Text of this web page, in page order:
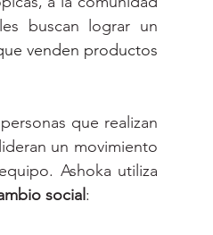
venden productos
personas que realizan
un movimiento
Ashoka utiliza
social :